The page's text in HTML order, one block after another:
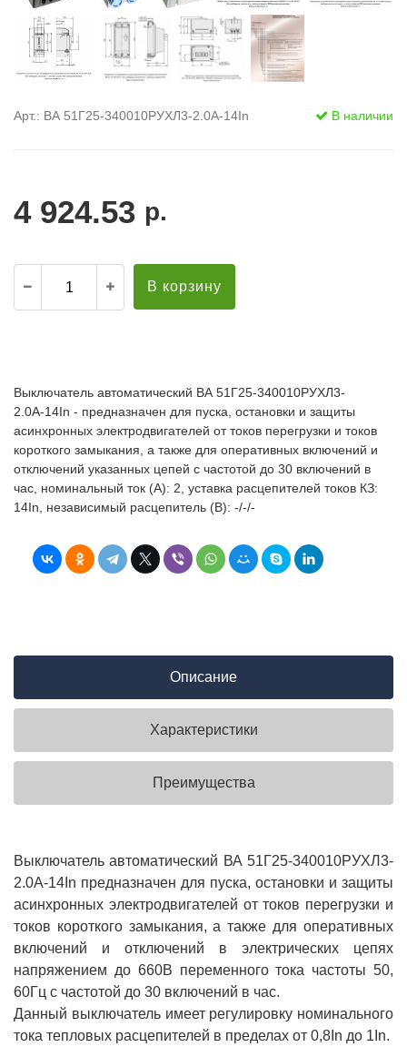
Арт.: ВА 51Г25-340010РУХЛ3-2.0А-14In В наличии
4 924.53 р.
В корзину
Выключатель автоматический ВА 51Г25-340010РУХЛ3-
2.0А-14In - предназначен для пуска, остановки и защиты
асинхронных электродвигателей от токов перегрузки и токов
короткого замыкания, а также для оперативных включений и
отключений указанных цепей с частотой до 30 включений в
час, номинальный ток (А): 2, уставка расцепителей токов КЗ:
14In, независимый расцепитель (В): -/-/-
Описание
Характеристики
Преимущества
Выключатель автоматический ВА 51Г25-340010РУХЛ3-
2.0А-14In предназначен для пуска, остановки и защиты
асинхронных электродвигателей от токов перегрузки и
токов короткого замыкания, а также для оперативных
включений и отключений в электрических цепях
напряжением до 660В переменного тока частоты 50,
60Гц с частотой до 30 включений в час.
Данный выключатель имеет регулировку номинального
тока тепловых расцепителей в пределах от 0,8In до 1In.